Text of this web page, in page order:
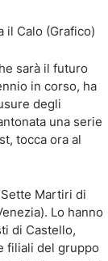
sarà il futuro
in corso, ha
degli
una serie
tocca ora al
Martiri di
Lo hanno
di Castello,
filiali del gruppo